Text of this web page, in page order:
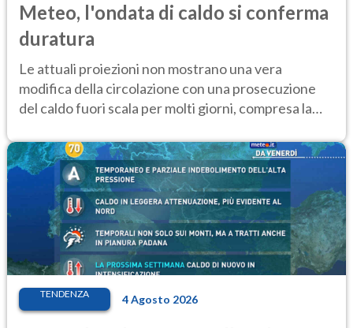
Meteo, l'ondata di caldo si conferma
duratura
Le attuali proiezioni non mostrano una vera
modifica della circolazione con una prosecuzione
del caldo fuori scala per molti giorni, compresa la
TENDENZA 4 Agosto 2026